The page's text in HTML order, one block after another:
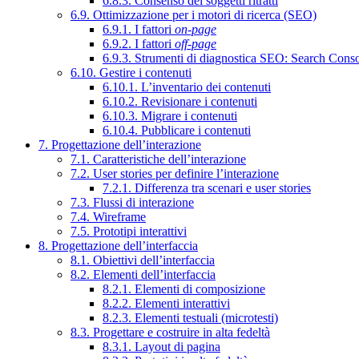
6.9. Ottimizzazione per i motori di ricerca (SEO)
6.9.1. I fattori on-page
6.9.2. I fattori off-page
6.9.3. Strumenti di diagnostica SEO: Search
6.10. Gestire i contenuti
6.10.1. L’inventario dei contenuti
6.10.2. Revisionare i contenuti
6.10.3. Migrare i contenuti
6.10.4. Pubblicare i contenuti
7. Progettazione dell’interazione
7.1. Caratteristiche dell’interazione
7.2. User stories per definire l’interazione
7.2.1. Differenza tra scenari e user stories
7.3. Flussi di interazione
7.4. Wireframe
7.5. Prototipi interattivi
8. Progettazione dell’interfaccia
8.1. Obiettivi dell’interfaccia
8.2. Elementi dell’interfaccia
8.2.1. Elementi di composizione
8.2.2. Elementi interattivi
8.2.3. Elementi testuali (microtesti)
8.3. Progettare e costruire in alta fedeltà
8.3.1. Layout di pagina